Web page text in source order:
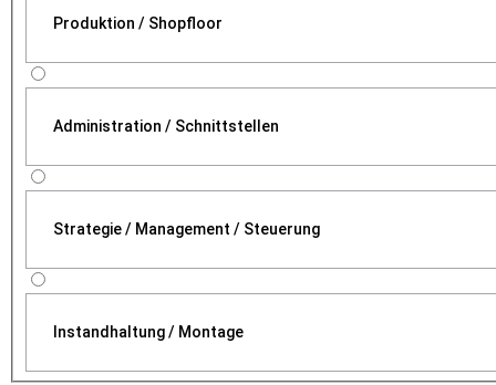
Produktion / Shopfloor
Administration / Schnittstellen
Strategie / Management / Steuerung
Instandhaltung / Montage